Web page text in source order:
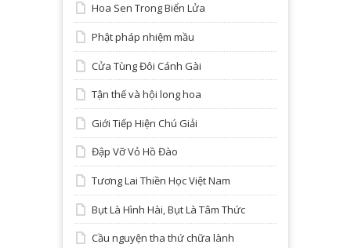
Hoa Sen Trong Biển Lửa
Phật pháp nhiệm mầu
Cửa Tùng Đôi Cánh Gài
Tận thế và hội long hoa
Giới Tiếp Hiện Chú Giải
Đập Vỡ Vỏ Hồ Đào
Tương Lai Thiền Học Việt Nam
Bụt Là Hình Hài, Bụt Là Tâm Thức
Cầu nguyện tha thứ chữa lành